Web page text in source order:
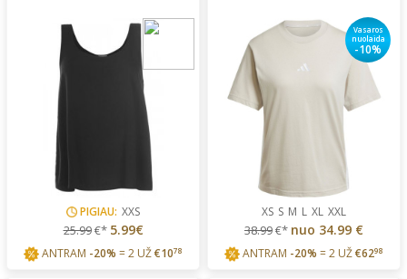
PIGIAU: XXS
25.99€* 5.99€
ANTRAM -20% = 2 UŽ€1078
Vasaros
nuolaida
-10%
XS S M L XL XXL
38.99€* nuo 34.99 €
ANTRAM -20% = 2 UŽ€6298